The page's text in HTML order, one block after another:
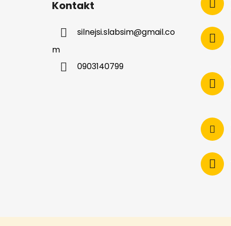
Kontakt
silnejsi.slabsim@gmail.co
m
0903140799